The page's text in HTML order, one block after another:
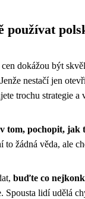
používat
cen dokážou být
nestačí jen
trochu strategie a
tom, pochopit,
to žádná věda, ale
buďte co
Spousta lidí udělá